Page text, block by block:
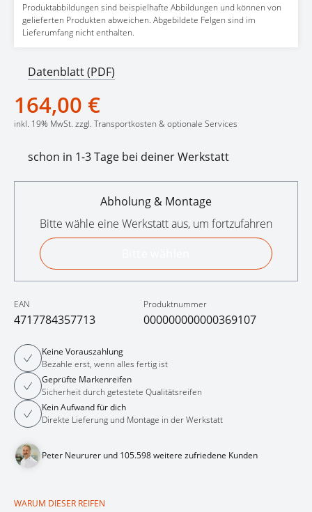
Produktabbildungen sind beispielhafte Abbildungen und können von
gelieferten Produkten abweichen. Abgebildete Felgen sind im
Lieferumfang nicht enthalten.
Datenblatt (PDF)
164,00 €
inkl. 19% MwSt. zzgl. Transportkosten & optionale Services
schon in 1-3 Tage bei deiner Werkstatt
Abholung & Montage
Bitte wähle eine Werkstatt aus, um fortzufahren
EAN
4717784357713
Produktnummer
000000000000369107
Keine Vorauszahlung
Bezahle erst, wenn alles fertig ist
Geprüfte Markenreifen
Sicherheit durch getestete Qualitätsreifen
Kein Aufwand für dich
Direkte Lieferung und Montage in der Werkstatt
Peter Neururer und 105.598 weitere zufriedene Kunden
WARUM DIESER REIFEN